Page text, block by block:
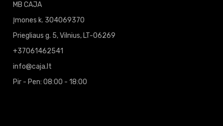
MB CAJA
Įmones k. 304069370
Priegliaus g. 5, Vilnius, LT-06269
+37061462541
info@caja.lt
Pir - Pen: 08:00 - 18:00